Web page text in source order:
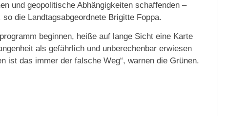
und geopolitische Abhängigkeiten schaffenden –
so die Landtagsabgeordnete Brigitte Foppa.
beginnen, heiße auf lange Sicht eine Karte
als gefährlich und unberechenbar erwiesen
ist das immer der falsche Weg“, warnen die Grünen.